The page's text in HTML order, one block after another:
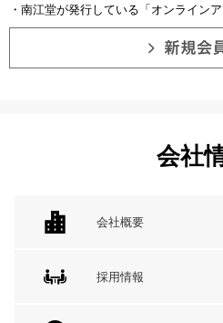
・南江堂が発行している「オンライン
会社
会社概要
採用情報